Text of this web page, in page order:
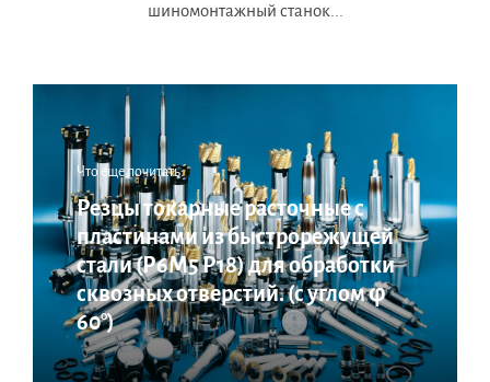
шиномонтажный станок...
Что еще почитать:
Резцы токарные расточные с
пластинами из быстрорежущей
стали (Р6М5 Р18) для обработки
сквозных отверстий. (с углом φ
60°)